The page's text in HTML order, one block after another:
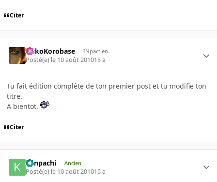
Citer
SiskoKorobase INpactien
Posté(e) le 10 août 201015 a
Tu fait édition complète de ton premier post et tu modifie ton
titre.
A bientot.
Citer
Kenpachi Ancien
Posté(e) le 10 août 201015 a